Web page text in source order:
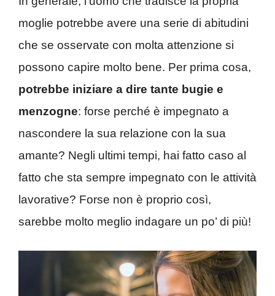
moglie potrebbe avere una serie di abitudini
che se osservate con molta attenzione si
possono capire molto bene. Per prima cosa,
potrebbe iniziare a dire tante bugie e
menzogne: forse perché è impegnato a
nascondere la sua relazione con la sua
amante? Negli ultimi tempi, hai fatto caso al
fatto che sta sempre impegnato con le attività
lavorative? Forse non è proprio così,
sarebbe molto meglio indagare un po’ di più!